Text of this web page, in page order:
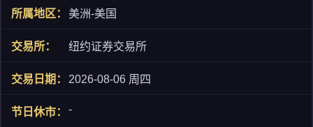
美洲-美国
纽约证券交易所
2026-08-06 周四
-